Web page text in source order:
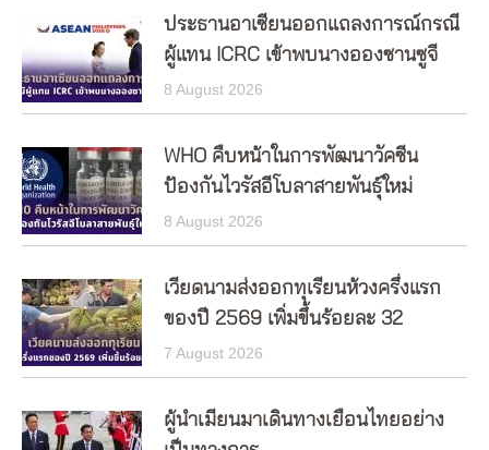
ประธานอาเซียนออกแถลงการณ์กรณี
ผู้แทน ICRC เข้าพบนางอองซานซูจี
8 August 2026
WHO คืบหน้าในการพัฒนาวัคซีน
ป้องกันไวรัสอีโบลาสายพันธุ์ใหม่
8 August 2026
เวียดนามส่งออกทุเรียนห้วงครึ่งแรก
ของปี 2569 เพิ่มขึ้นร้อยละ 32
7 August 2026
ผู้นำเมียนมาเดินทางเยือนไทยอย่าง